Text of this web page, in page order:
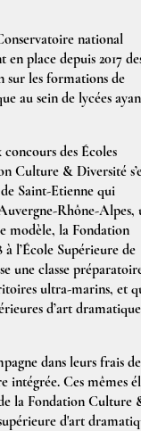
national
place depuis 2017
sur les formations de
au sein de lycées
des Écoles
Culture & Diversité
Saint-Etienne qui
Rhône-Alpes,
modèle, la Fondation
à l’École Supérieure de
une classe
ultra-marins, et
d’art
dans leurs frais
intégrée. Ces mêmes
la Fondation Culture
d'art